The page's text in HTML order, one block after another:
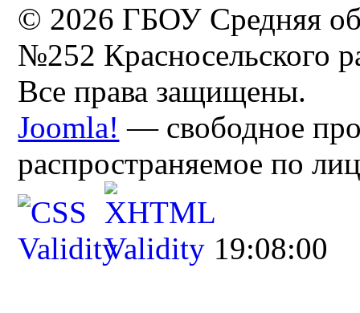
© 2026 ГБОУ Средняя
№252 Красносельского
Все права защищены.
Joomla! — свободное
распространяемое по
19:08:00